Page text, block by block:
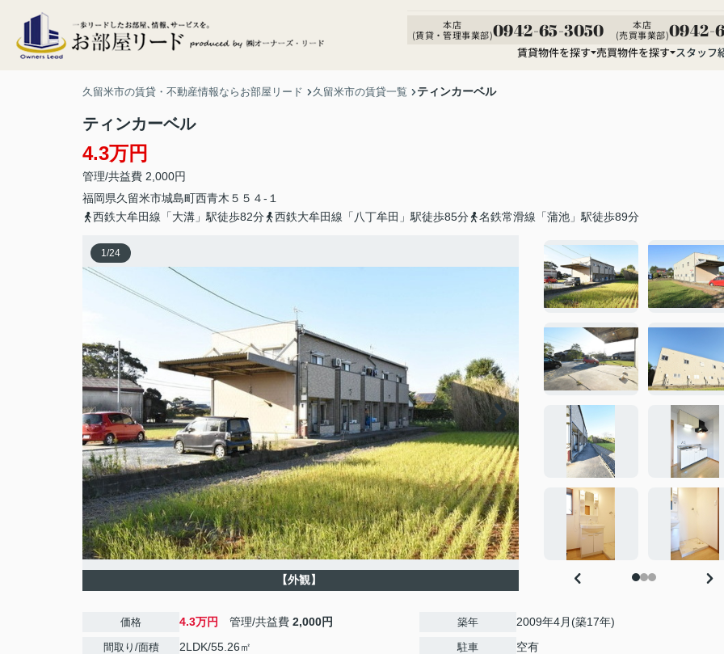
本店
(賃貸・管理事業部)0942-65-3050
本店
(売買事業部)0942-
賃貸物件を探す 売買物件を探す スタッフ
久留米市の賃貸・不動産情報ならお部屋リード 久留米市の賃貸一覧 ティンカーベル
ティンカーベル
4.3万円
管理/共益費 2,000円
福岡県久留米市城島町西青木 ５５４-１
西鉄大牟田線「大溝」駅徒歩82分
西鉄大牟田線「八丁牟田」駅徒歩85分 名鉄常滑線「蒲池」駅徒歩89分
1/24
【外観】
価格 4.3万円 管理/共益費 2,000円
間取り/面積 2LDK/55.26㎡
築年 2009年4月(築17年)
駐車 空有